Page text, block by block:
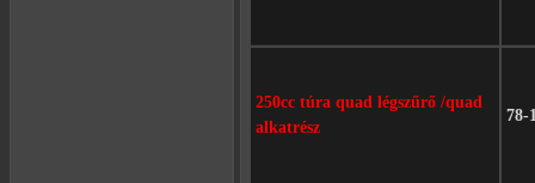
250cc túra quad légszűrő /quad
alkatrész
78-